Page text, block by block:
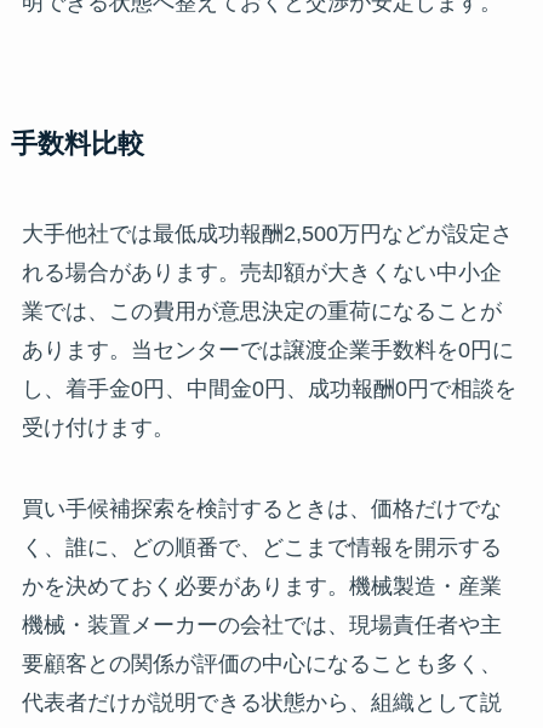
手数料比較
大手他社では最低成功報酬2,500万円などが設定さ
れる場合があります。売却額が大きくない中小企
業では、この費用が意思決定の重荷になることが
あります。当センターでは譲渡企業手数料を0円に
し、着手金0円、中間金0円、成功報酬0円で相談を
受け付けます。
買い手候補探索を検討するときは、価格だけでな
く、誰に、どの順番で、どこまで情報を開示する
かを決めておく必要があります。機械製造・産業
機械・装置メーカーの会社では、現場責任者や主
要顧客との関係が評価の中心になることも多く、
代表者だけが説明できる状態から、組織として説